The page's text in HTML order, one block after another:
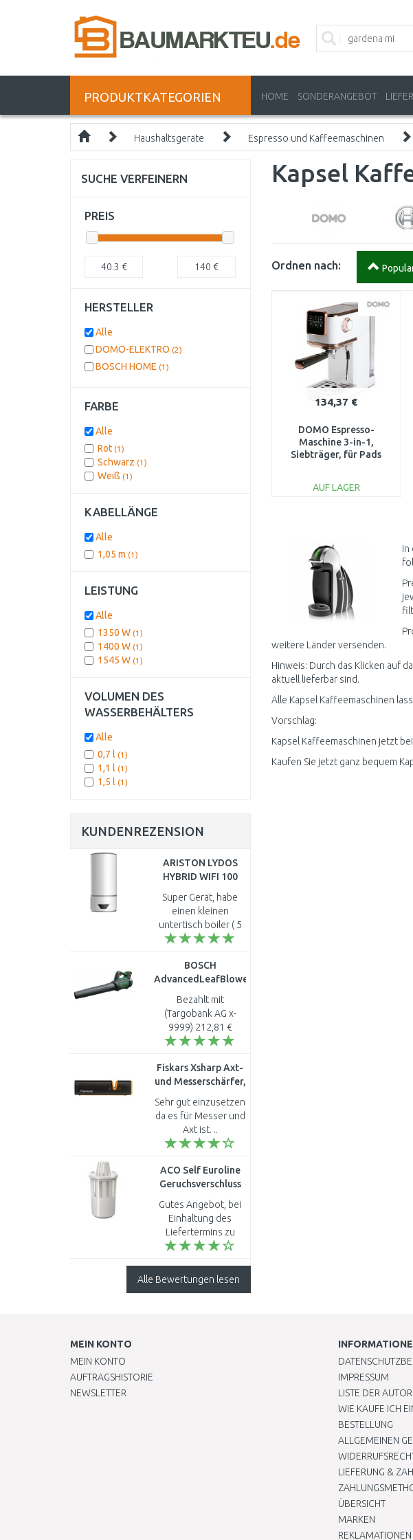
PRODUKTKATEGORIEN HOME SONDERANGEBOT
Haushaltsgeräte Espresso und Kaffeemaschinen
Kapsel
Ordnen nach:
134,37 €
DOMO Espresso-
Maschine 3-in-1,
Siebträger, für Pads
AUF LAGER
Vergleichen
In
weitere Länder versenden.
Hinweis: Durch das Klicken auf
aktuell lieferbar sind.
Alle Kapsel Kaffeemaschinen
Vorschlag:
Kapsel Kaffeemaschinen jetzt
Kaufen Sie jetzt ganz bequem
SUCHE VERFEINERN
PREIS
40.3 € 140 €
HERSTELLER
Alle
DOMO-ELEKTRO (2)
BOSCH HOME (1)
FARBE
Alle
Rot (1)
Schwarz (1)
Weiß (1)
KABELLÄNGE
Alle
1,05 m (1)
LEISTUNG
Alle
1350 W (1)
1400 W (1)
1545 W (1)
VOLUMEN DES
WASSERBEHÄLTERS
Alle
0,7 l (1)
1,1 l (1)
1,5 l (1)
KUNDENREZENSION
ARISTON LYDOS
HYBRID WIFI 100
Warmwasserspeicher
100l 1,2kW 3629065
Super Gerät, habe
einen kleinen
untertisch boiler ( 5
Liter) und einen
ersetzen können. ..
BOSCH
AdvancedLeafBlower
36V-750 Akku-
Laubbläser, 1
Akkupack
06008C6000
Bezahlt mit
(Targobank AG x-
9999) 212,81 €
Versand an udo
49 56316 Raubach
Deutschland
Versanddetails
Versanddetails anz..
Fiskars Xsharp Axt-
und Messerschärfer,
16,5cm (120740)
1000601
Sehr gut einzusetzen
da es für Messer und
Axt ist. ..
ACO Self Euroline
Geruchsverschluss
für Rinne 2-teilig
01666
Gutes Angebot, bei
Einhaltung des
Liefertermins zu
empfehlen...
Alle Bewertungen lesen
MEIN KONTO
MEIN KONTO
AUFTRAGSHISTORIE
NEWSLETTER
IMPRESSUM
LISTE DER
WIE KAUFE ICH
BESTELLUNG
ALLGEMEINEN
LIEFERUNG &
ÜBERSICHT
MARKEN
REKLAMATIONEN